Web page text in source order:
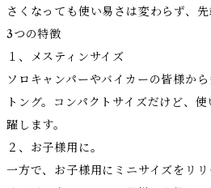
さくなっても使い易さは変わらず、
3つの特徴
１、メスティンサイズ
ソロキャンパーやバイカーの皆様か
トング。コンパクトサイズだけど、
躍します。
２、お子様用に。
一方で、お子様用にミニサイズをリ